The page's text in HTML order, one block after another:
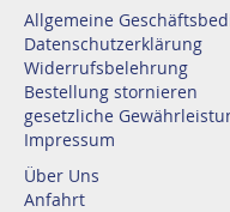
Allgemeine
Datenschutzerklärung
Widerrufsbelehrung
Bestellung stornieren
gesetzliche
Impressum
Über Uns
Anfahrt